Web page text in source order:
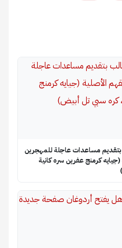
بتقديم مساعدات عاجلة للمهجرين
كرمنج عفرين سره كانية